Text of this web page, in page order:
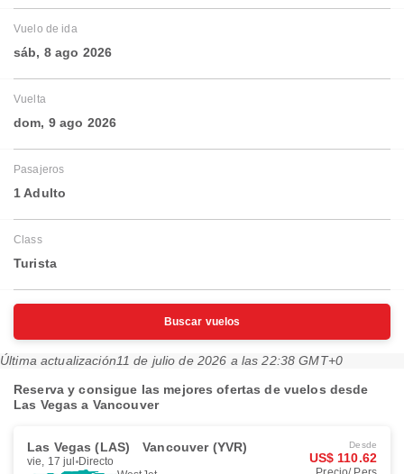
Vuelo de ida
sáb, 8 ago 2026
Vuelta
dom, 9 ago 2026
Pasajeros
1 Adulto
Class
Turista
Buscar vuelos
Última actualización11 de julio de 2026 a las 22:38 GMT+0
Reserva y consigue las mejores ofertas de vuelos desde
Las Vegas a Vancouver
Las Vegas (LAS) Vancouver (YVR)
vie, 17 jul Directo
Desde
US$ 110.62